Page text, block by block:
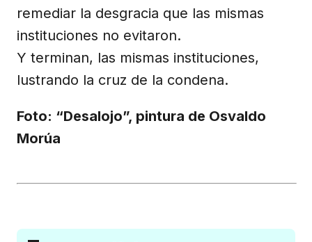
remediar la desgracia que las mismas
instituciones no evitaron.
Y terminan, las mismas instituciones,
lustrando la cruz de la condena.
Foto: “Desalojo”, pintura de Osvaldo
Morúa